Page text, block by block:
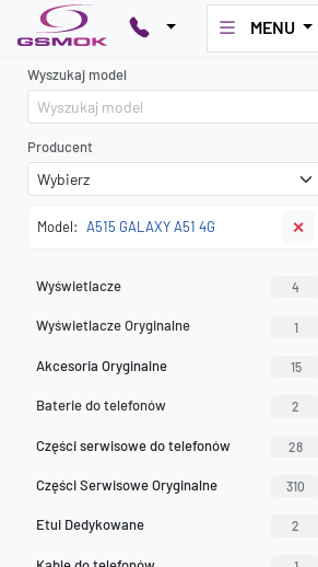
MENU
Wyszukaj model
Producent
Model: A515 GALAXY A51 4G ✕
Wyświetlacze 4
Wyświetlacze Oryginalne 1
Akcesoria Oryginalne 15
Baterie do telefonów 2
Części serwisowe do telefonów 28
Części Serwisowe Oryginalne 310
Etui Dedykowane 2